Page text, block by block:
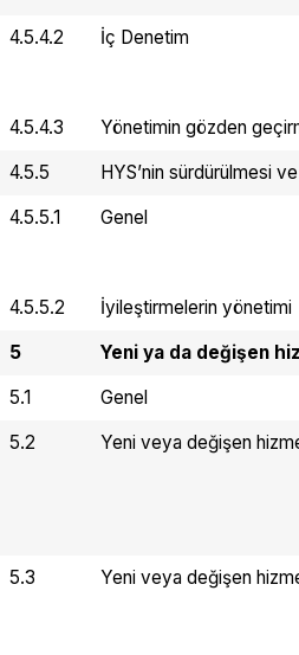
4.5.4.2
İç Denetim
4.5.4.3
Yönetimin gözden
4.5.5
HYS’nin sürdürülmesi
4.5.5.1
Genel
4.5.5.2
İyileştirmelerin yönetimi
5
Yeni ya da değişen
5.1
Genel
5.2
Yeni veya değişen
5.3
Yeni veya değişen